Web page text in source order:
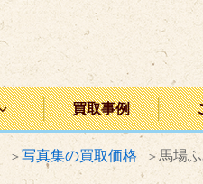
買取事例
写真集の買取価格 馬場